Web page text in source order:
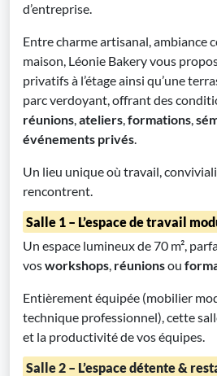
d’entreprise.
Entre charme artisanal, ambiance
maison, Léonie Bakery vous
privatifs à l’étage ainsi qu’une
parc verdoyant, offrant des
réunions,ateliers,formations,
événements privés.
Un lieu unique où travail,
rencontrent.
Salle 1 – L’espace de travail
Un espace lumineux de 70 m²,
vosworkshops, réunionsou
Entièrement équipée (mobilier
technique professionnel), cette
et la productivité de vos équipes.
Salle 2 – L’espace détente &